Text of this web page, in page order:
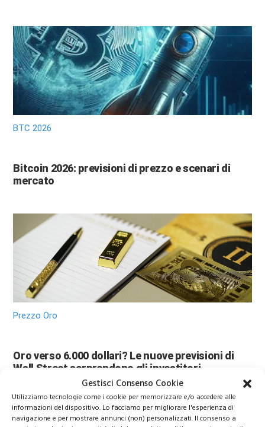
Gestisci Consenso Cookie
Utilizziamo tecnologie come i cookie per memorizzare e/o accedere alle
informazioni del dispositivo. Lo facciamo per migliorare l'esperienza di
navigazione e per mostrare annunci (non) personalizzati. Il consenso a
BTC 2026
Bitcoin 2026: previsioni di prezzo e scenari di
mercato
Prezzo Oro
Oro verso 6.000 dollari? Le nuove previsioni di
Wall Street sorprendono gli investitori